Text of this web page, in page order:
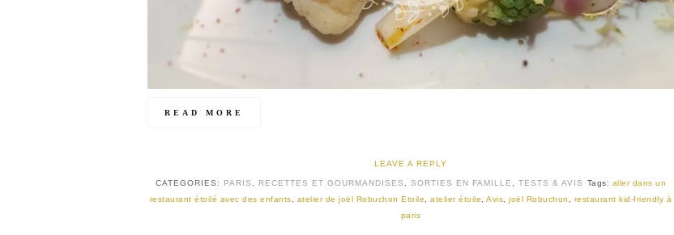
READ MORE
LEAVE A REPLY
CATEGORIES: PARIS RECETTES ET GOURMANDISES SORTIES EN FAMILLE TESTS & AVIS Tags: aller dans un
restaurant étoilé avec des enfants
atelier de joël Robuchon Etoile ,atelier étoile ,Avis ,joël Robuchon
restaurant kid-friendly à
paris